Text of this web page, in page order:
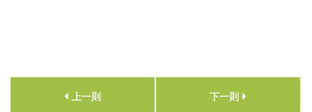
上一則 下一則